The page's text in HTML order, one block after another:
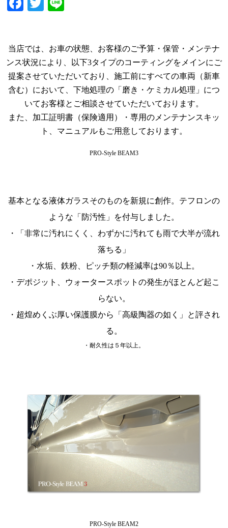
当店では、お車の状態、お客様のご予算・保管・メンテナ
ンス状況により、以下3タイプのコーティングをメインにご
提案させていただいており、施工前にすべての車両（新車
含む）において、下地処理の「磨き・ケミカル処理」につ
いてお客様とご相談させていただいております。
また、加工証明書（保険適用）・専用のメンテナンスキッ
ト、マニュアルもご用意しております。
PRO-Style BEAM3
基本となる液体ガラスそのものを新規に創作。テフロンの
ような「防汚性」を付与しました。
・「非常に汚れにくく、わずかに汚れても雨で大半が流れ
落ちる」
・水垢、鉄粉、ピッチ類の軽減率は90％以上。
・デポジット、ウォータースポットの発生がほとんど起こ
らない。
・超煌めくぶ厚い保護膜から「高級陶器の如く」と評され
る。
・耐久性は５年以上。
PRO-Style BEAM2